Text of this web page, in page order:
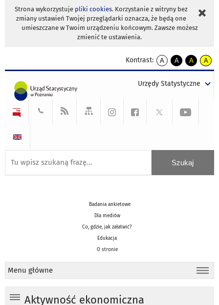
Strona wykorzystuje pliki cookies. Korzystanie z witryny bez
zmiany ustawień Twojej przeglądarki oznacza, że będą one
umieszczane w Twoim urządzeniu końcowym. Zawsze możesz
zmienić te ustawienia.
Kontrast:
A
kontrast
A
kontrast
tekst
czarnym
A
kontrast
tekst
czarnym
A
tekst
żółtym
Urzędy Statystyczne
Badania ankietowe
Dla mediów
Co, gdzie, jak załatwić?
Edukacja
O stronie
Menu główne
Aktywność ekonomiczna